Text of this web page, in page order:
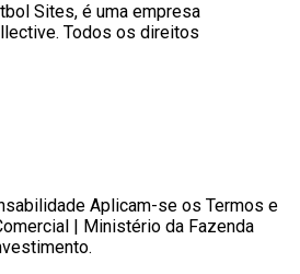
Sites, é uma empresa
Todos os direitos
Aplicam-se os Termos e
| Ministério da Fazenda